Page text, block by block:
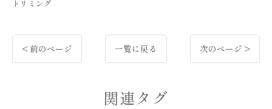
トリミング
< 前のページ 一覧に戻る 次のページ >
関連タグ